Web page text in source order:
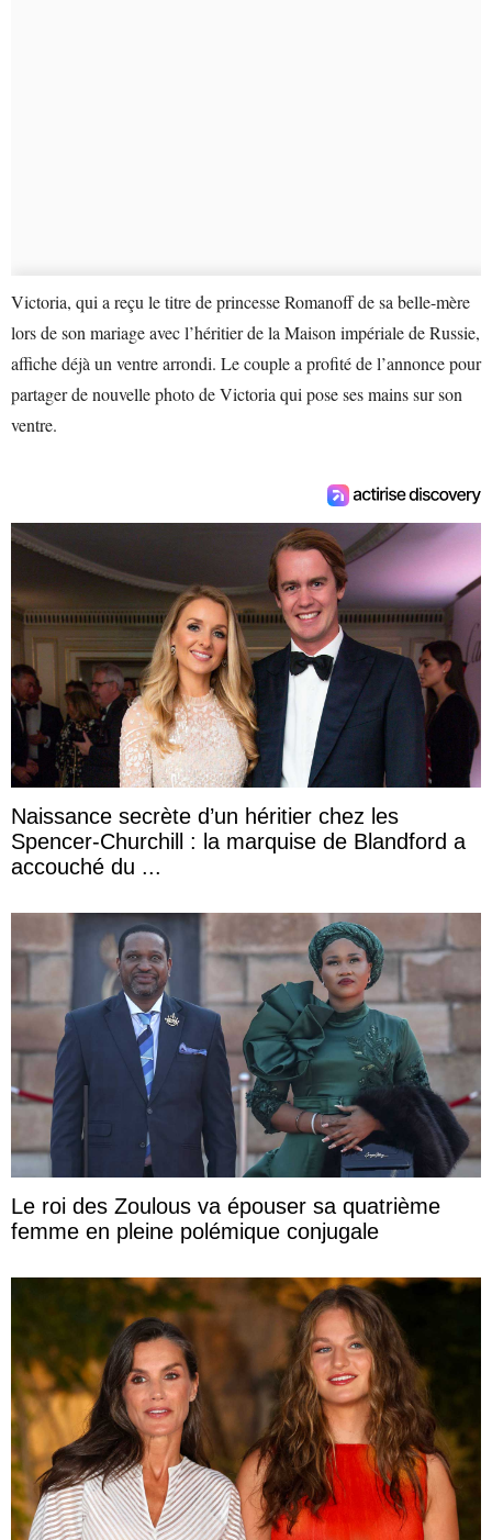
Victoria, qui a reçu le titre de princesse Romanoff de sa belle-mère
lors de son mariage avec l’héritier de la Maison impériale de Russie,
affiche déjà un ventre arrondi. Le couple a profité de l’annonce pour
partager de nouvelle photo de Victoria qui pose ses mains sur son
ventre.
Naissance secrète d’un héritier chez les
Spencer-Churchill : la marquise de Blandford a
accouché du ...
Le roi des Zoulous va épouser sa quatrième
femme en pleine polémique conjugale